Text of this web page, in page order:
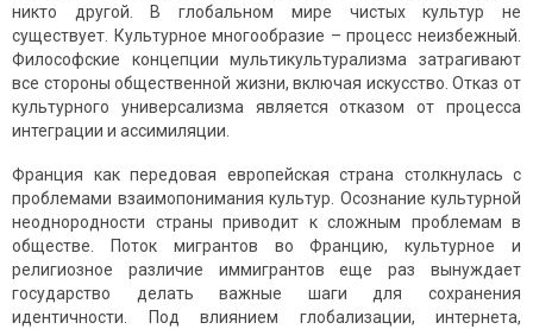
никто другой. В глобальном мире чистых культур не
существует. Культурное многообразие – процесс неизбежный.
Философские концепции мультикультурализма затрагивают
все стороны общественной жизни, включая искусство. Отказ от
культурного универсализма является отказом от процесса
интеграции и ассимиляции.
Франция как передовая европейская страна столкнулась с
проблемами взаимопонимания культур. Осознание культурной
неоднородности страны приводит к сложным проблемам в
обществе. Поток мигрантов во Францию, культурное и
религиозное различие иммигрантов еще раз вынуждает
государство делать важные шаги для сохранения
идентичности. Под влиянием глобализации, интернета,